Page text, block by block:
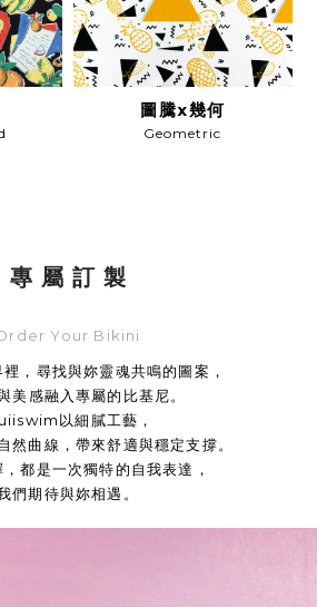
圖騰x幾何
Geometric
專 屬 訂 製
Your Bikini
，尋找與妳靈魂共鳴的圖案，
美感融入專屬的比基尼。
以細膩工藝，
然曲線，帶來舒適與穩定支撐。
都是一次獨特的自我表達，
們期待與妳相遇。